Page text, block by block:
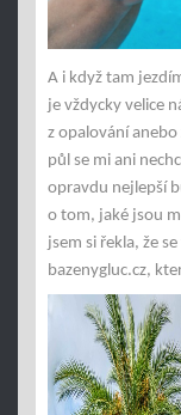
A i když tam
je vždycky velice
z opalování
půl se mi ani
opravdu nejlepší
o tom, jaké jsou
jsem si řekla, že
bazenygluc.cz,